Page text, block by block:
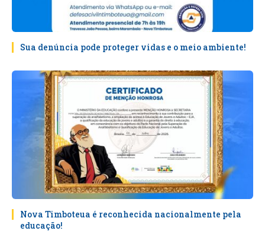
Sua denúncia pode proteger vidas e o meio ambiente!
Nova Timboteua é reconhecida nacionalmente pela
educação!